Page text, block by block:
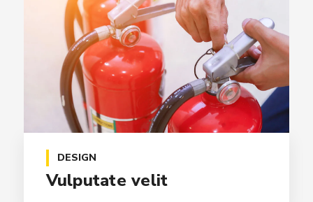
DESIGN
Vulputate velit